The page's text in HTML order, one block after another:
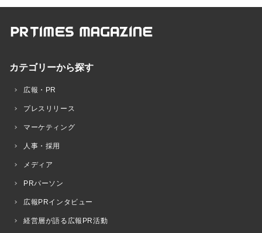
カテゴリーから探す
広報・PR
プレスリリース
マーケティング
人事・採用
メディア
PRパーソン
広報PRインタビュー
経営層が語る広報PR活動